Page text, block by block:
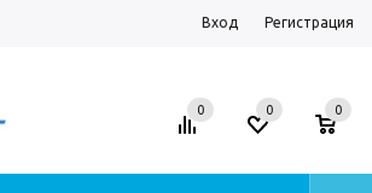
Вход Регистрация
0 0 0